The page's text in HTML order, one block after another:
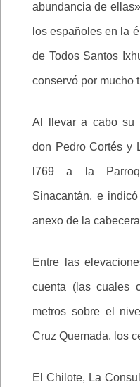
abundancia de
los españoles en la
de Todos Santos
conservó por mucho
Al llevar a cabo su
don Pedro Cortés y
l769 a la
Sinacantán, e
anexo de la
Entre las
cuenta (las cuales
metros sobre el
Cruz Quemada, los
El Chilote, La